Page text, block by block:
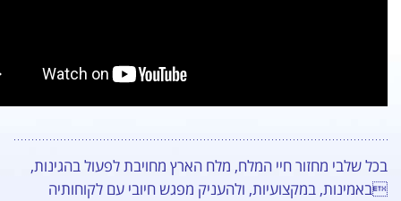
בכל שלבי מחזור חיי המלח, מלח הארץ מחויבת לפעול בהגינות,
באמינות, במקצועיות, ולהעניק מפגש חיובי עם לקוחותיה